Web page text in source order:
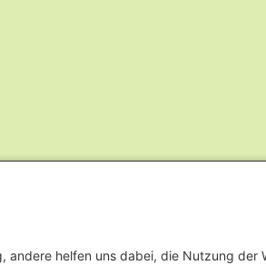
andere helfen uns dabei, die Nutzung der